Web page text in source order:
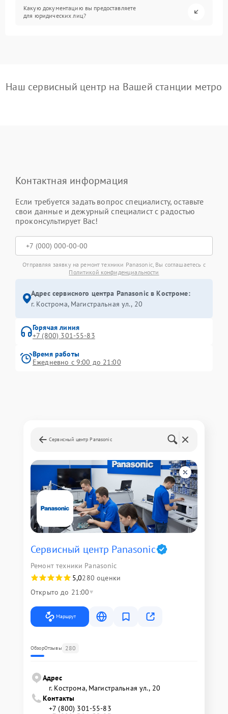
Какую документацию вы предоставляете
для юридических лиц?
Наш сервисный центр на Вашей станции метро
Контактная информация
Если требуется задать вопрос специалисту, оставьте
свои данные и дежурный специалист с радостью
проконсультирует Вас!
Отправляя заявку на ремонт техники Panasonic, Вы соглашаетесь с
Политикой конфиденциальности
Адрес сервисного центра Panasonic в Костроме:
г. Кострома, Магистральная ул., 20
Горячая линия
+7 (800) 301-55-83
Время работы
Ежедневно с 9:00 до 21:00
Сервисный центр Panasonic
Сервисный центр Panasonic
Ремонт техники Panasonic
5,0280 оценки
Открыто до 21:00
Маршрут
ОбзорОтзывы 280
Адрес
г. Кострома, Магистральная ул., 20
Контакты
+7 (800) 301-55-83